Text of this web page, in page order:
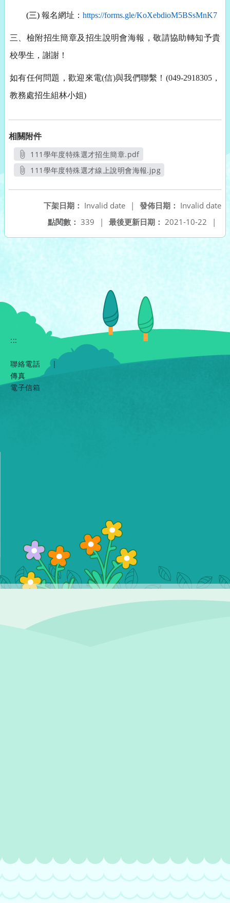
(三) 報名網址： https://forms.gle/KoXebdioM5BSsMnK7
三、檢附招生簡章及招生說明會海報，敬請協助轉知予貴
校學生， 謝謝！
如有任何問題，歡迎來電(信)與我們聯繫！(049-2918305，
教務處招生組林小姐)
相關附件
111學年度特殊選才招生簡章.pdf
另開新視窗
111學年度特殊選才線上說明會海報.jpg
發佈日期： Invalid date
下架日期： Invalid date
|
最後更新日期： 2021-10-22 |
點閱數： 339 |
:::
聯絡電話
|
傳真
電子信箱